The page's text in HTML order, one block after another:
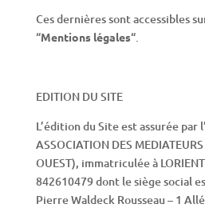
Ces dernières sont accessibles
“Mentions légales“.
EDITION DU SITE
L’édition du Site est assurée par
ASSOCIATION DES
OUEST), immatriculée à
842610479 dont le siège social
Pierre Waldeck Rousseau – 1